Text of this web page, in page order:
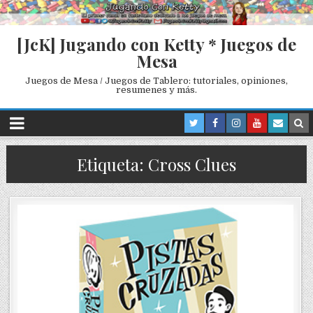
[JcK] Jugando con Ketty * Juegos de
Mesa
Juegos de Mesa / Juegos de Tablero: tutoriales, opiniones,
resumenes y más.
Etiqueta: Cross Clues